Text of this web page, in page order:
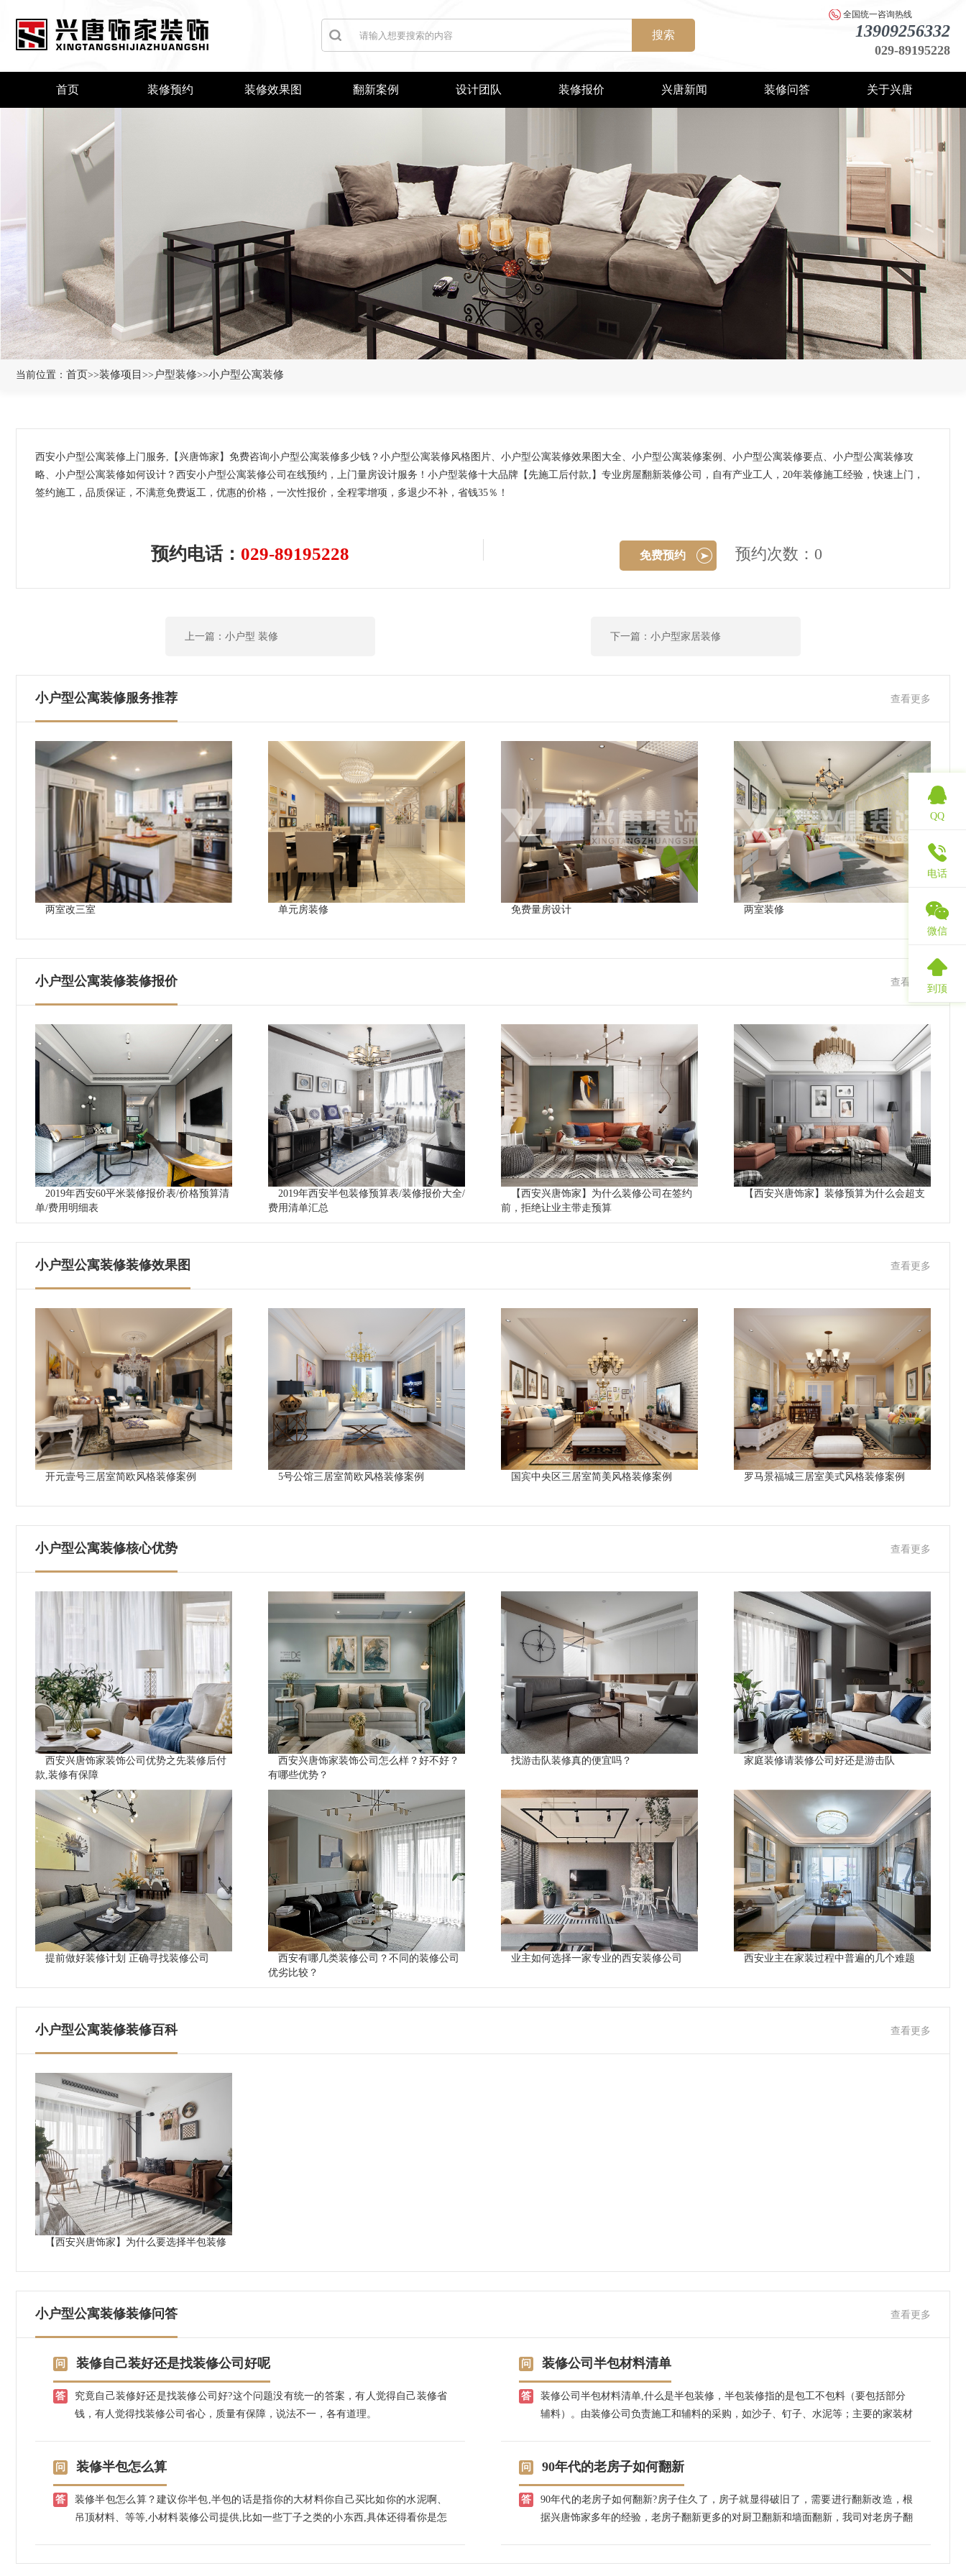
搜索
全国统一咨询热线
13909256332
029-89195228
首页 装修预约 装修效果图 翻新案例 设计团队 装修报价 兴唐新闻 装修问答 关于兴唐
当前位置： 首页>>装修项目 >> 户型装修>>小户型公寓装修
西安小户型公寓装修上门服务,【兴唐饰家】免费咨询小户型公寓装修多少钱？小户型公寓装修风格图片、小户型公寓装修效果图大全、小户型公寓装修案例、小户型公寓装修要点、小户型公寓装修攻
略、小户型公寓装修如何设计？西安小户型公寓装修公司在线预约，上门量房设计服务！小户型装修十大品牌【先施工后付款,】专业房屋翻新装修公司，自有产业工人，20年装修施工经验，快速上门，
签约施工，品质保证，不满意免费返工，优惠的价格，一次性报价，全程零增项，多退少不补，省钱35％！
预约电话： 029-89195228 免费预约 预约次数：0
上一篇：小户型 装修 下一篇：小户型家居装修
小户型公寓装修服务推荐 查看更多
两室改三室 单元房装修 免费量房设计 两室装修
小户型公寓装修装修报价 查看更多
2019年西安60平米装修报价表/价格预算清
单/费用明细表
2019年西安半包装修预算表/装修报价大全/
费用清单汇总
【西安兴唐饰家】为什么装修公司在签约
前，拒绝让业主带走预算
【西安兴唐饰家】装修预算为什么会超支
小户型公寓装修装修效果图 查看更多
开元壹号三居室简欧风格装修案例 5号公馆三居室简欧风格装修案例 国宾中央区三居室简美风格装修案例 罗马景福城三居室美式风格装修案例
小户型公寓装修核心优势 查看更多
西安兴唐饰家装饰公司优势之先装修后付
款,装修有保障
西安兴唐饰家装饰公司怎么样？好不好？
有哪些优势？
找游击队装修真的便宜吗？ 家庭装修请装修公司好还是游击队
提前做好装修计划 正确寻找装修公司
西安有哪几类装修公司？不同的装修公司
优劣比较？
业主如何选择一家专业的西安装修公司 西安业主在家装过程中普遍的几个难题
小户型公寓装修装修百科 查看更多
【西安兴唐饰家】为什么要选择半包装修
小户型公寓装修装修问答 查看更多
装修自己装好还是找装修公司好呢
究竟自己装修好还是找装修公司好?这个问题没有统一的答案，有人觉得自己装修省
钱，有人觉得找装修公司省心，质量有保障，说法不一，各有道理。
装修公司半包材料清单
装修公司半包材料清单,什么是半包装修，半包装修指的是包工不包料（要包括部分
辅料）。由装修公司负责施工和辅料的采购，如沙子、钉子、水泥等；主要的家装材
工(给排水设计安装、电路设计安装、洁具安装等)；3.所以的泥水施工(回填、地面找
平、防水处理、贴墙砖和地砖等)；4.部分木作施工(吊顶、造型制作及部分现场制作
的家具等)；5.部分漆作施工(墙面、墙纸或乳胶漆、家具漆等)。（二）半包装修辅材
清单:装修公司半包，除了以上施工项目内容外，还复杂一些材料的采购。主要有：
装修半包怎么算
装修半包怎么算？建议你半包,半包的话是指你的大材料你自己买比如你的水泥啊、
吊顶材料、等等,小材料装修公司提供,比如一些丁子之类的小东西,具体还得看你是怎
90年代的老房子如何翻新
90年代的老房子如何翻新?房子住久了，房子就显得破旧了，需要进行翻新改造，根
据兴唐饰家多年的经验，老房子翻新更多的对厨卫翻新和墙面翻新，我司对老房子翻
QQ
电话
微信
到顶